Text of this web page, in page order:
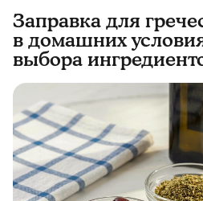
Заправка для
в домашних
выбора